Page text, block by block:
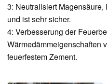
3: Neutralisiert
und ist sehr sicher.
4: Verbesserung der
Wärmedämmeigenschaften
feuerfestem Zement.